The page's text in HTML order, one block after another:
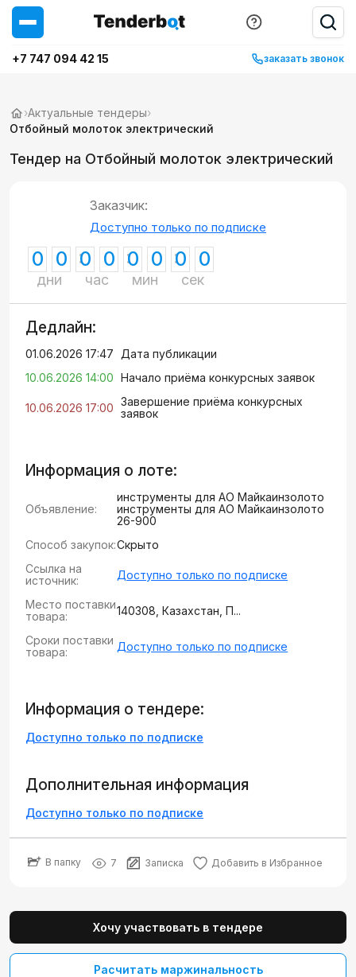
+7 747 094 42 15 заказать звонок
›Актуальные тендеры›
Отбойный молоток электрический
Тендер на Отбойный молоток электрический
Заказчик:
Доступно только по подписке
0 0
дни
0 0
час
0 0
мин
0 0
сек
Дедлайн:
01.06.2026 17:47
Дата публикации
10.06.2026 14:00 Начало приёма конкурсных заявок
10.06.2026 17:00 Завершение приёма конкурсных
заявок
Информация о лоте:
Объявление:
инструменты для АО Майкаинзолото
инструменты для АО Майкаинзолото
26-900
Способ закупок:Скрыто
Ссылка на
источник:
Доступно только по подписке
Место поставки
товара:
140308, Казахстан, П...
Сроки поставки
товара:
Доступно только по подписке
Информация о тендере:
Доступно только по подписке
Дополнительная информация
Доступно только по подписке
В папку 7 Записка Добавить в Избранное
Хочу участвовать в тендере
Расчитать маржинальность